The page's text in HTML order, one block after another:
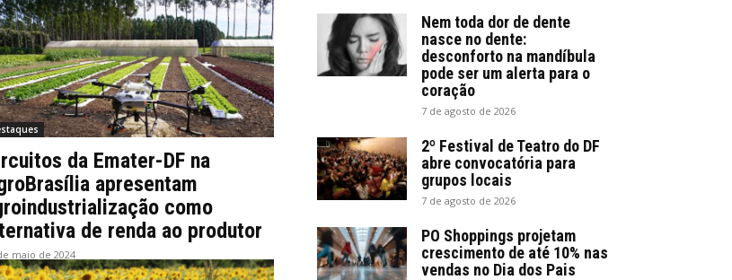
da Emater-DF na
apresentam
como
de renda ao produtor
maio de 2024
Nem toda dor de dente
nasce no dente:
desconforto na mandíbula
pode ser um alerta para o
coração
7 de agosto de 2026
2º Festival de Teatro do DF
abre convocatória para
grupos locais
7 de agosto de 2026
PO Shoppings projetam
crescimento de até 10% nas
vendas no Dia dos Pais